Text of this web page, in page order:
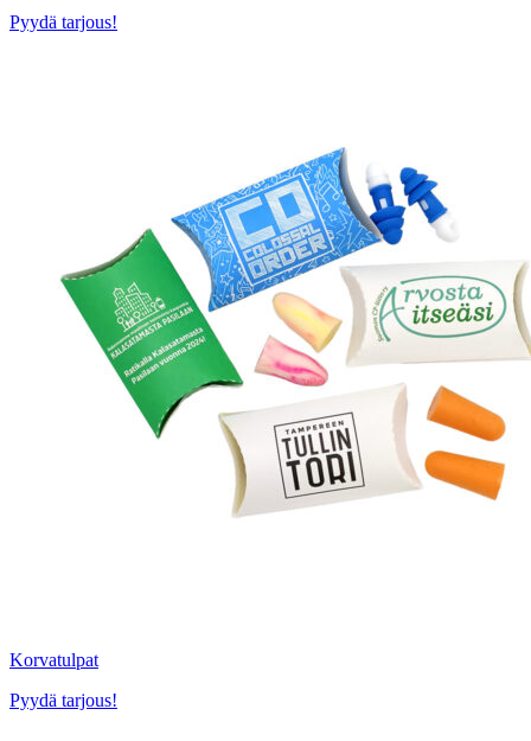
Pyydä tarjous!
Korvatulpat
Pyydä tarjous!